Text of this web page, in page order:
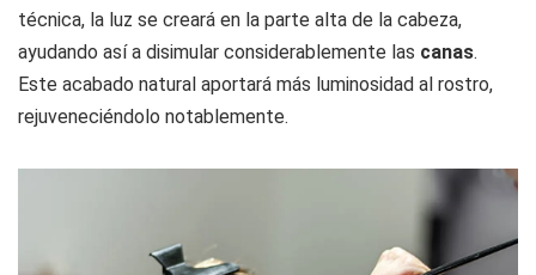
técnica, la luz se creará en la parte alta de la cabeza,
ayudando así a disimular considerablemente las canas.
Este acabado natural aportará más luminosidad al rostro,
rejuveneciéndolo notablemente.